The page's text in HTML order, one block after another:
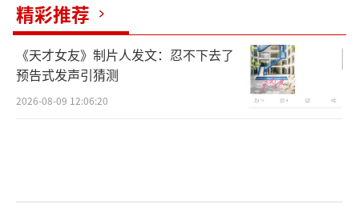
精彩推荐
《天才女友》制片人发文：忍不下去了
预告式发声引猜测
2026-08-09 12:06:20